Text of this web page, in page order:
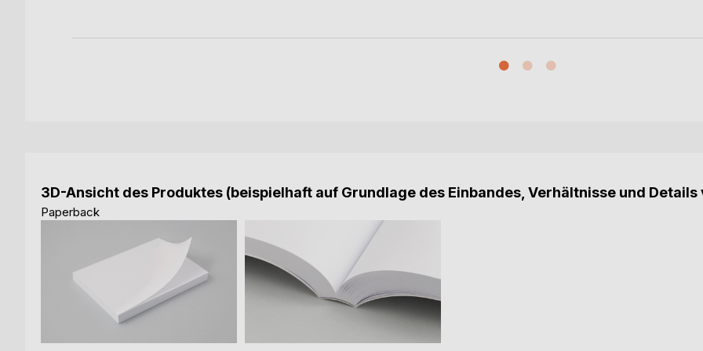
3D-Ansicht des Produktes (beispielhaft auf Grundlage des Einbandes, Verhältnisse und
Paperback